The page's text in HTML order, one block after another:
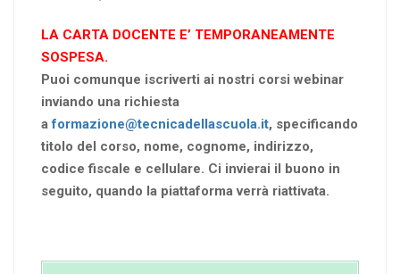
LA CARTA DOCENTE E’ TEMPORANEAMENTE
SOSPESA.
Puoi comunque iscriverti ai nostri corsi webinar
inviando una richiesta
aformazione@tecnicadellascuola.it, specificando
titolo del corso, nome, cognome, indirizzo,
codice fiscale e cellulare. Ci invierai il buono in
seguito, quando la piattaforma verrà riattivata.